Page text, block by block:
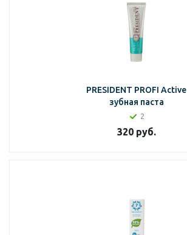
PRESIDENT PROFI Active
зубная паста
2
320руб.